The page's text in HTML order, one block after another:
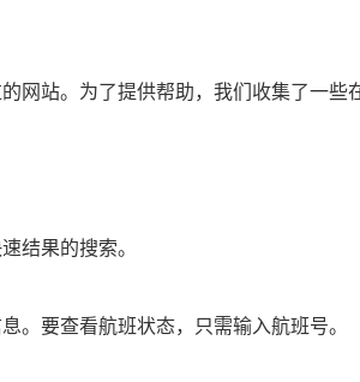
站。为了提供帮助，我们收集了一些
结果的搜索。
。要查看航班状态，只需输入航班号。